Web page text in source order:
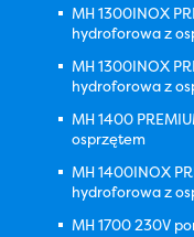
MH 1300INOX
hydroforowa z
MH 1300INOX
hydroforowa z
MH 1400
osprzętem
MH 1400INOX
hydroforowa z
MH 1700 230V